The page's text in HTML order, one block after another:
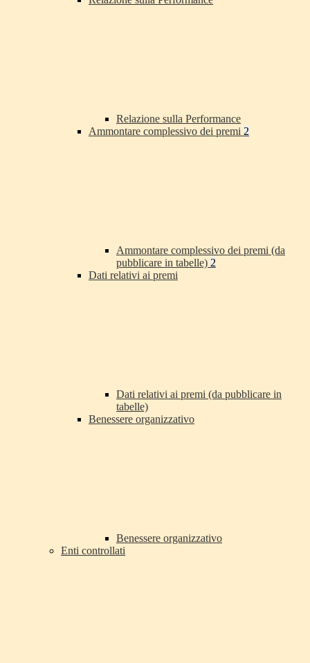
Relazione sulla Performance
Ammontare complessivo dei premi 2
Ammontare complessivo dei premi (da
pubblicare in tabelle) 2
Dati relativi ai premi
Dati relativi ai premi (da pubblicare in
tabelle)
Benessere organizzativo
Benessere organizzativo
Enti controllati